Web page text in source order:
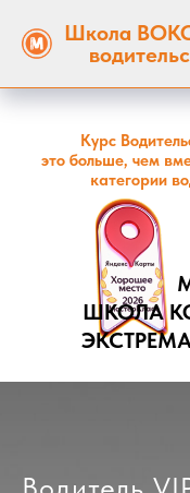
Школа
Курс
это больше, чем
категории
ШКОЛА